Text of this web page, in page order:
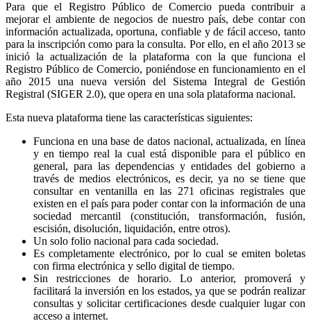
Para que el Registro Público de Comercio pueda contribuir a
mejorar el ambiente de negocios de nuestro país, debe contar con
información actualizada, oportuna, confiable y de fácil acceso, tanto
para la inscripción como para la consulta. Por ello, en el año 2013 se
inició la actualización de la plataforma con la que funciona el
Registro Público de Comercio, poniéndose en funcionamiento en el
año 2015 una nueva versión del Sistema Integral de Gestión
Registral (SIGER 2.0), que opera en una sola plataforma nacional.
Esta nueva plataforma tiene las características siguientes:
Funciona en una base de datos nacional, actualizada, en línea
y en tiempo real la cual está disponible para el público en
general, para las dependencias y entidades del gobierno a
través de medios electrónicos, es decir, ya no se tiene que
consultar en ventanilla en las 271 oficinas registrales que
existen en el país para poder contar con la información de una
sociedad mercantil (constitución, transformación, fusión,
escisión, disolución, liquidación, entre otros).
Un solo folio nacional para cada sociedad.
Es completamente electrónico, por lo cual se emiten boletas
con firma electrónica y sello digital de tiempo.
Sin restricciones de horario. Lo anterior, promoverá y
facilitará la inversión en los estados, ya que se podrán realizar
consultas y solicitar certificaciones desde cualquier lugar con
acceso a internet.